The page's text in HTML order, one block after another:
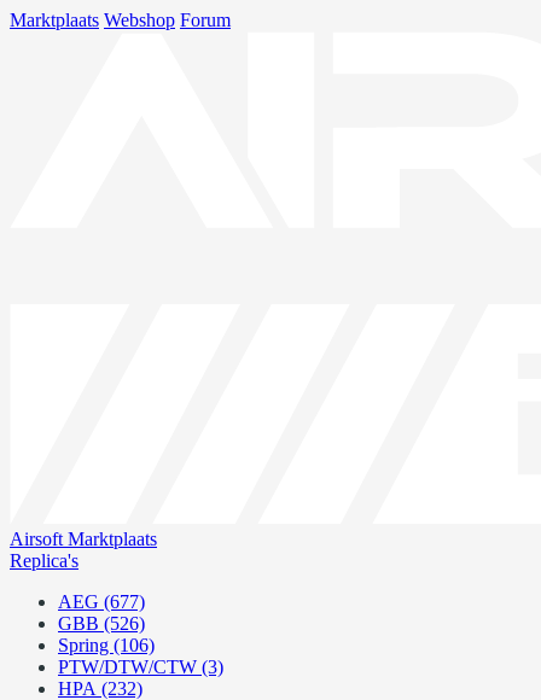
Marktplaats Webshop Forum
Airsoft Marktplaats
Replica's
AEG (677)
GBB (526)
Spring (106)
PTW/DTW/CTW (3)
HPA (232)